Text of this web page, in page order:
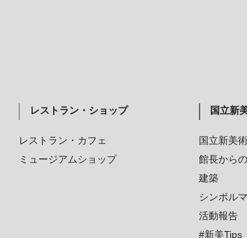
レストラン・ショップ
レストラン・カフェ
ミュージアムショップ
国立新
国立新美
館長から
建築
シンボル
活動報告
#新美Tips